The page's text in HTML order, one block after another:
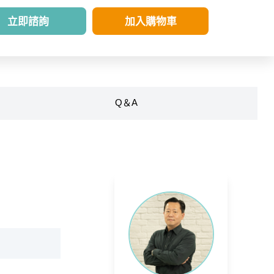
立即諮詢 加入購物車
Q＆A